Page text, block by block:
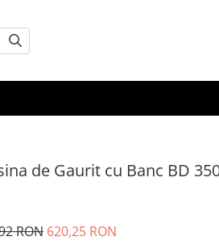
de Gaurit cu Banc BD
RON 620,25 RON